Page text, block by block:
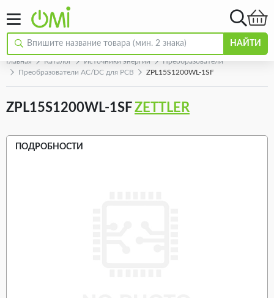
НАЙТИ
Главная Каталог Источники энергии
Преобразователи
Преобразователи AC/DC для PCB
ZPL15S1200WL-1SF
ZPL15S1200WL-1SFZETTLER
ПОДРОБНОСТИ